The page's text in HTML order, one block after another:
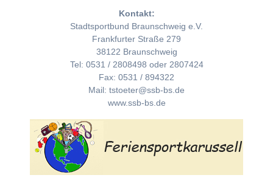
Kontakt:
Stadtsportbund Braunschweig e.V.
Frankfurter Straße 279
38122 Braunschweig
Tel: 0531 / 2808498 oder 2807424
Fax: 0531 / 894322
Mail: tstoeter@ssb-bs.de
www.ssb-bs.de